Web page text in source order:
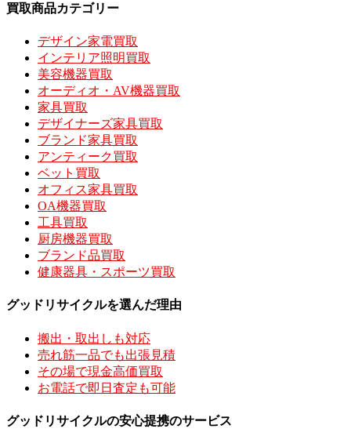
買取商品カテゴリー
デザイン家電買取
インテリア照明買取
美容機器買取
オーディオ・AV機器買取
家具買取
デザイナーズ家具買取
ブランド家具買取
アンティーク買取
ベット買取
オフィス家具買取
OA機器買取
工具買取
厨房機器買取
ブランド品買取
健康器具・スポーツ買取
グッドリサイクルを選んだ理由
搬出・取出しも対応
売れ筋一品でも出張見積
その場で現金高価買取
お電話で即日査定も可能
グッドリサイクルの安心提携のサービス